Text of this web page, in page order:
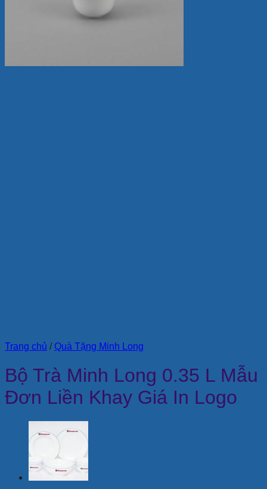
Trang chủ / Quà Tặng Minh Long
Bộ Trà Minh Long 0.35 L Mẫu
Đơn Liền Khay Giá In Logo